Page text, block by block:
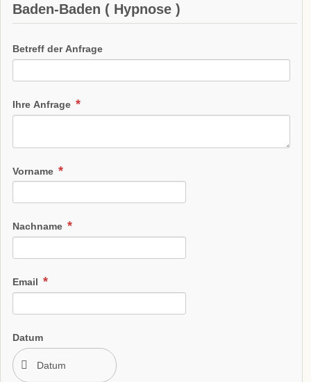
Baden-Baden ( Hypnose )
Betreff der Anfrage
Ihre Anfrage
Vorname
Nachname
Email
Datum